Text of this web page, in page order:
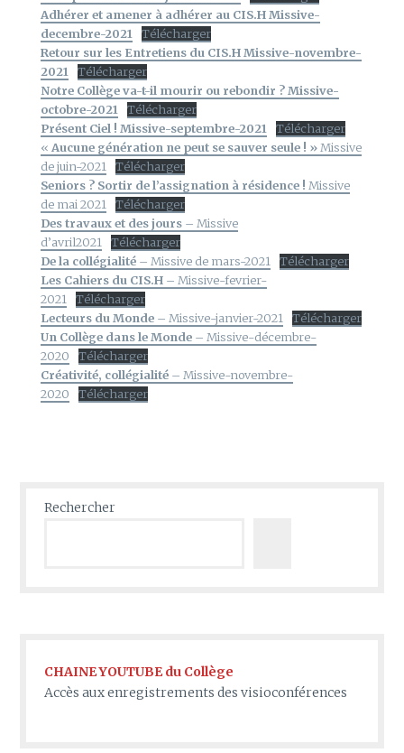
Adhérer et amener à adhérer au CIS.H Missive-
decembre-2021
Télécharger
Retour sur les Entretiens du CIS.H Missive-novembre-
2021
Télécharger
Notre Collège va-t-il mourir ou rebondir ? Missive-
octobre-2021
Télécharger
Présent Ciel ! Missive-septembre-2021
Télécharger
« Aucune génération ne peut se sauver seule ! » Missive
de juin-2021
Télécharger
Seniors ? Sortir de l’assignation à résidence ! Missive
de mai 2021
Télécharger
Des travaux et des jours – Missive
d’avril2021
Télécharger
De la collégialité – Missive de mars-2021
Télécharger
Les Cahiers du CIS.H – Missive-fevrier-
2021
Télécharger
Lecteurs du Monde – Missive-janvier-2021
Télécharger
Un Collège dans le Monde – Missive-décembre-
2020
Télécharger
Créativité, collégialité – Missive-novembre-
2020
Télécharger
Rechercher
CHAINE YOUTUBE du Collège
Accès aux enregistrements des visioconférences